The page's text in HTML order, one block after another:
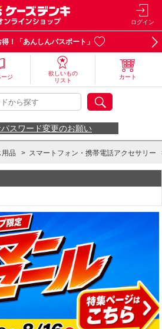
ログイン
！「あんしんパスポート」
ジ
欲しいもの
リスト
カート
スワード変更のお願い
品 > スマートフォン・携帯電話アクセサリー